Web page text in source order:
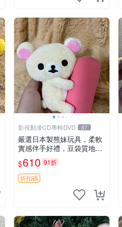
影視動漫CD專輯DVD 57
嚴選日本製熊妹玩具，柔軟
實感伴手好禮，豆袋質地手
感佳，抱枕小熊 recom 推薦
白色豆袋 玩具
$610 91折
折扣碼